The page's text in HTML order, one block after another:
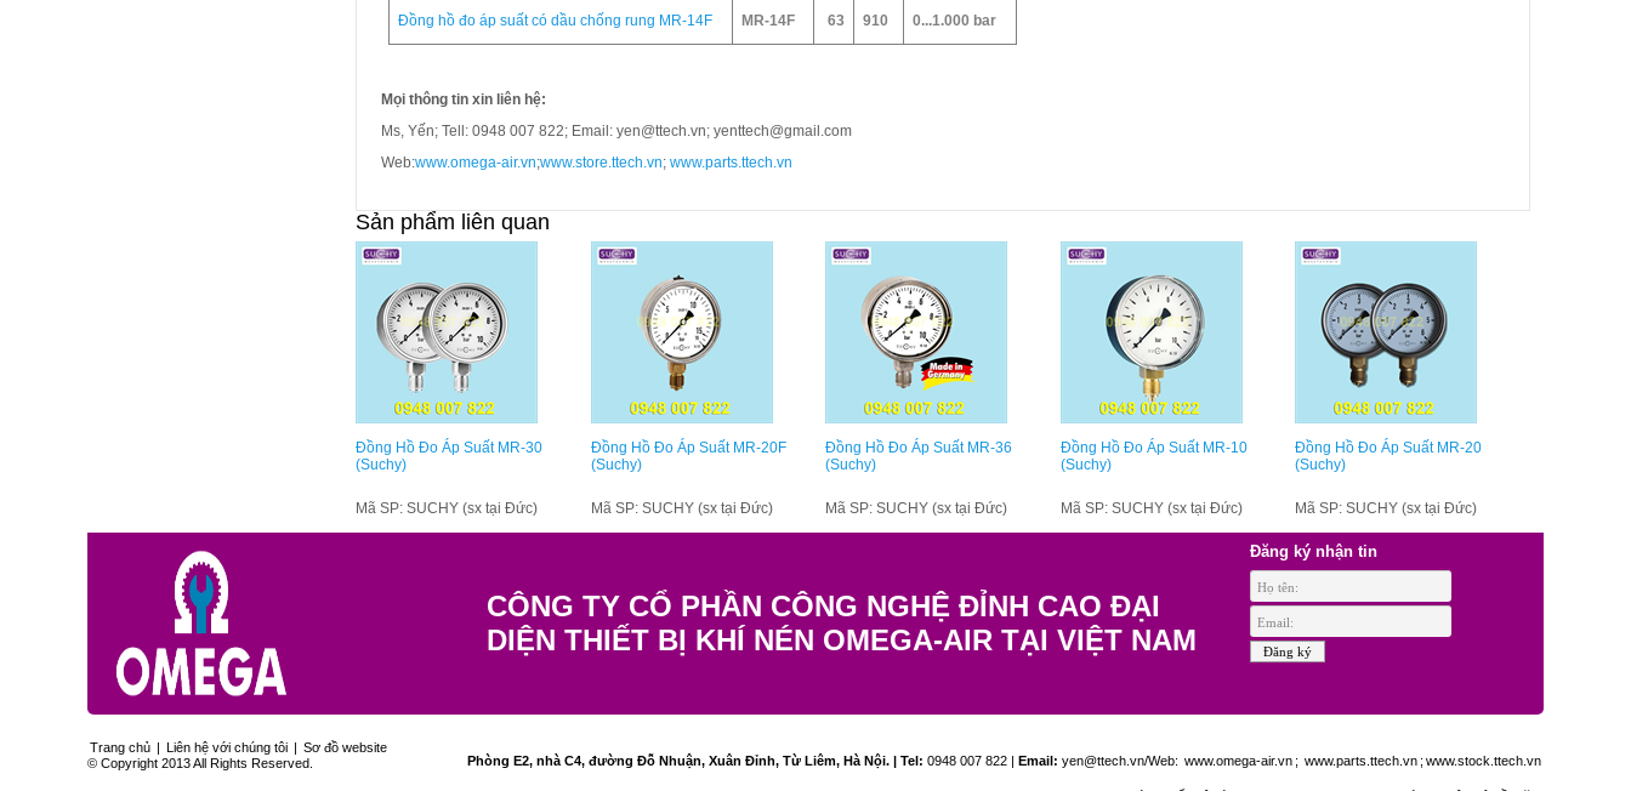
Đồng hồ đo áp suất có dầu chống rung MR-14F MR-14F 63 910 0...1.000 bar
Mọi thông tin xin liên hệ:
Ms, Yến; Tell: 0948 007 822; Email: yen@ttech.vn; yenttech@gmail.com
Web:www.omega-air.vn;www.store.ttech.vn; www.parts.ttech.vn
Sản phẩm liên quan
Đồng Hồ Đo Áp Suất MR-30
(Suchy)
Mã SP: SUCHY (sx tại Đức)
Đồng Hồ Đo Áp Suất MR-20F
(Suchy)
Mã SP: SUCHY (sx tại Đức)
Đồng Hồ Đo Áp Suất MR-36
(Suchy)
Mã SP: SUCHY (sx tại Đức)
Đồng Hồ Đo Áp Suất MR-10
(Suchy)
Mã SP: SUCHY (sx tại Đức)
Đồng Hồ Đo Áp Suất MR-20
(Suchy)
Mã SP: SUCHY (sx tại Đức)
CÔNG TY CỔ PHẦN CÔNG NGHỆ ĐỈNH CAO ĐẠI
DIỆN THIẾT BỊ KHÍ NÉN OMEGA-AIR TẠI VIỆT NAM
Đăng ký nhận tin
Trang chủ | Liên hệ với chúng tôi | Sơ đồ website
© Copyright 2013 All Rights Reserved.
Phòng E2, nhà C4, đường Đỗ Nhuận, Xuân Đỉnh, Từ Liêm, Hà Nội. | Tel: 0948 007 822 | Email: yen@ttech.vn/Web: www.omega-air.vn ; www.parts.ttech.vn ; www.stock.ttech.vn